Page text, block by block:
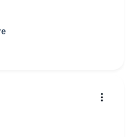
à ce grand moment de